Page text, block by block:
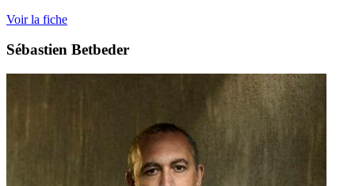
Voir la fiche
Sébastien Betbeder